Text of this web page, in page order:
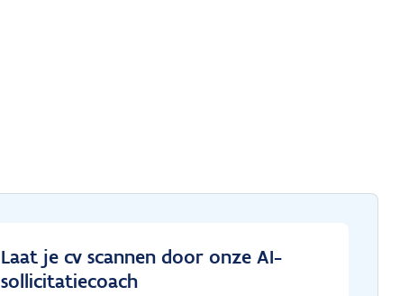
Laat je cv scannen door onze AI-
sollicitatiecoach